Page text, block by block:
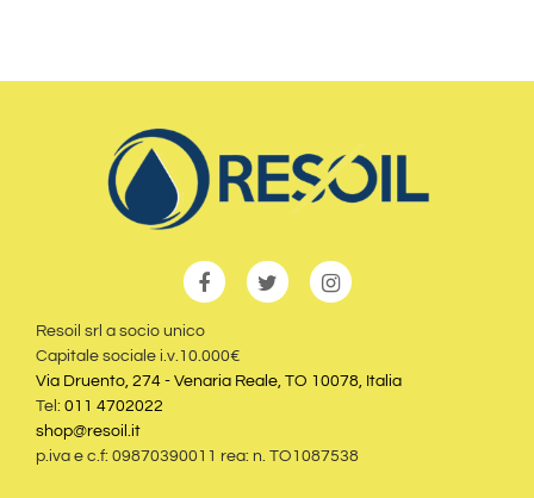
Resoil srl a socio unico
Capitale sociale i.v.10.000€
Via Druento, 274 - Venaria Reale, TO 10078, Italia
Tel: 011 4702022
shop@resoil.it
p.iva e c.f: 09870390011 rea: n. TO1087538